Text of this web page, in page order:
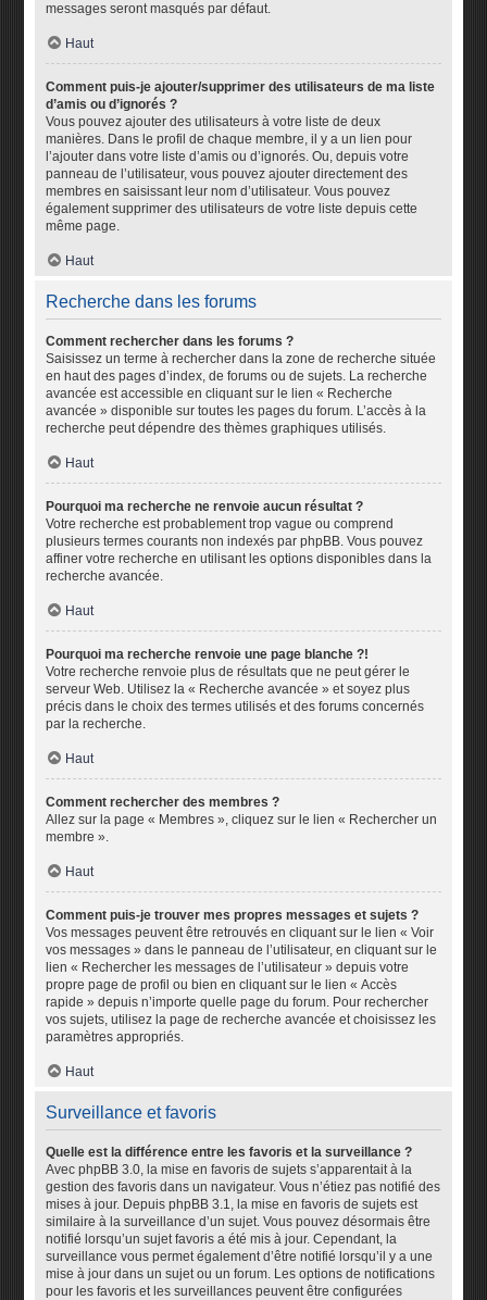
messages seront masqués par défaut.
Haut
Comment puis-je ajouter/supprimer des utilisateurs de ma liste
d’amis ou d’ignorés ?
Vous pouvez ajouter des utilisateurs à votre liste de deux
manières. Dans le profil de chaque membre, il y a un lien pour
l’ajouter dans votre liste d’amis ou d’ignorés. Ou, depuis votre
panneau de l’utilisateur, vous pouvez ajouter directement des
membres en saisissant leur nom d’utilisateur. Vous pouvez
également supprimer des utilisateurs de votre liste depuis cette
même page.
Haut
Recherche dans les forums
Comment rechercher dans les forums ?
Saisissez un terme à rechercher dans la zone de recherche située
en haut des pages d’index, de forums ou de sujets. La recherche
avancée est accessible en cliquant sur le lien « Recherche
avancée » disponible sur toutes les pages du forum. L’accès à la
recherche peut dépendre des thèmes graphiques utilisés.
Haut
Pourquoi ma recherche ne renvoie aucun résultat ?
Votre recherche est probablement trop vague ou comprend
plusieurs termes courants non indexés par phpBB. Vous pouvez
affiner votre recherche en utilisant les options disponibles dans la
recherche avancée.
Haut
Pourquoi ma recherche renvoie une page blanche ?!
Votre recherche renvoie plus de résultats que ne peut gérer le
serveur Web. Utilisez la « Recherche avancée » et soyez plus
précis dans le choix des termes utilisés et des forums concernés
par la recherche.
Haut
Comment rechercher des membres ?
Allez sur la page « Membres », cliquez sur le lien « Rechercher un
membre ».
Haut
Comment puis-je trouver mes propres messages et sujets ?
Vos messages peuvent être retrouvés en cliquant sur le lien « Voir
vos messages » dans le panneau de l’utilisateur, en cliquant sur le
lien « Rechercher les messages de l’utilisateur » depuis votre
propre page de profil ou bien en cliquant sur le lien « Accès
rapide » depuis n’importe quelle page du forum. Pour rechercher
vos sujets, utilisez la page de recherche avancée et choisissez les
paramètres appropriés.
Haut
Surveillance et favoris
Quelle est la différence entre les favoris et la surveillance ?
Avec phpBB 3.0, la mise en favoris de sujets s’apparentait à la
gestion des favoris dans un navigateur. Vous n’étiez pas notifié des
mises à jour. Depuis phpBB 3.1, la mise en favoris de sujets est
similaire à la surveillance d’un sujet. Vous pouvez désormais être
notifié lorsqu’un sujet favoris a été mis à jour. Cependant, la
surveillance vous permet également d’être notifié lorsqu’il y a une
mise à jour dans un sujet ou un forum. Les options de notifications
pour les favoris et les surveillances peuvent être configurées